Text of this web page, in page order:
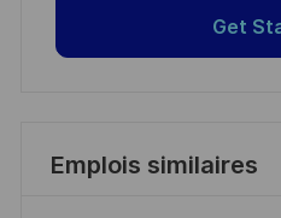
Get
Emplois similaires